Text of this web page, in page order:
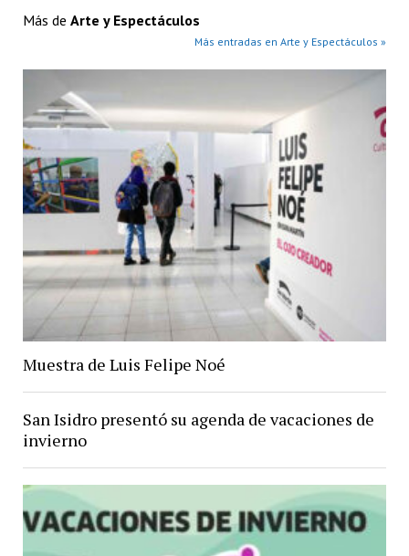
Más de Arte y Espectáculos
Más entradas en Arte y Espectáculos »
Muestra de Luis Felipe Noé
San Isidro presentó su agenda de vacaciones de
invierno